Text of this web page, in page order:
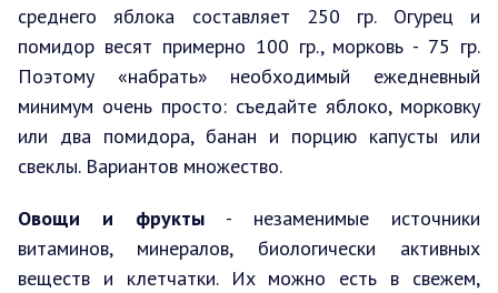
среднего яблока составляет 250 гр. Огурец и
помидор весят примерно 100 гр., морковь - 75 гр.
Поэтому «набрать» необходимый ежедневный
минимум очень просто: съедайте яблоко, морковку
или два помидора, банан и порцию капусты или
свеклы. Вариантов множество.
Овощи и фрукты - незаменимые источники
витаминов, минералов, биологически активных
веществ и клетчатки. Их можно есть в свежем,